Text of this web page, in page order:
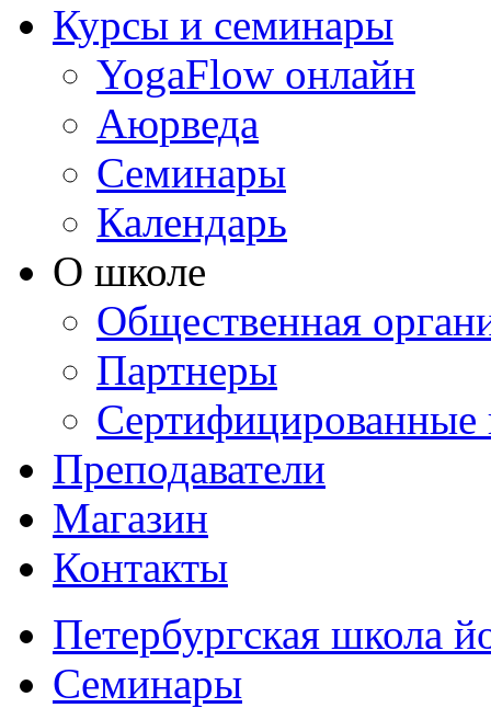
Курсы и семинары
YogaFlow онлайн
Аюрведа
Семинары
Календарь
О школе
Общественная
Партнеры
Сертифицированные
Преподаватели
Магазин
Контакты
Петербургская школа
Семинары